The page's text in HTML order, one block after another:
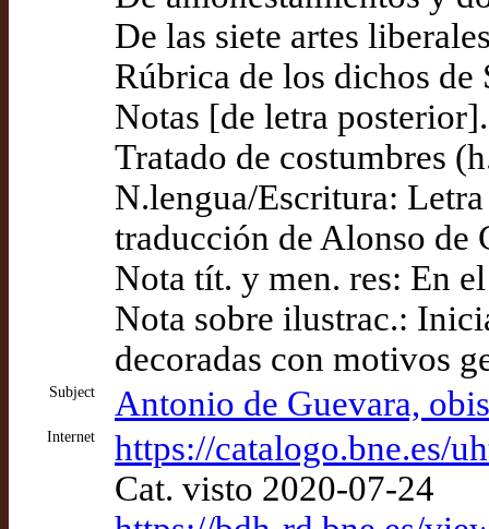
De las siete artes
Rúbrica de los dichos de
Notas [de letra
Tratado de costumbres
N.lengua/Escritura:
traducción de Alonso de
Nota tít. y men. res: En
Nota sobre ilustrac.:
decoradas con motivos
Subject Antonio de Guevara,
Internet
https://catalogo.bne.es/
Cat. visto 2020-07-24